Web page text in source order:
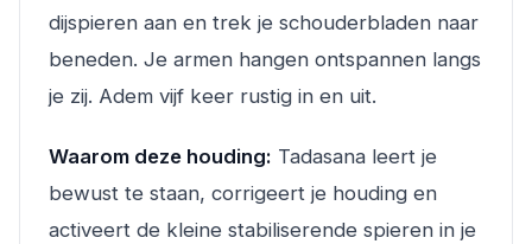
dijspieren aan en trek je schouderbladen naar
beneden. Je armen hangen ontspannen langs
je zij. Adem vijf keer rustig in en uit.
Waarom deze houding: Tadasana leert je
bewust te staan, corrigeert je houding en
activeert de kleine stabiliserende spieren in je